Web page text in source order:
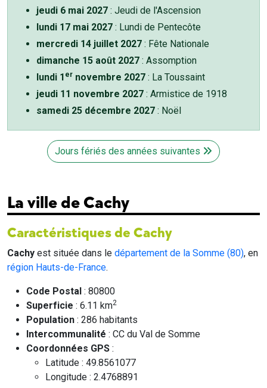
jeudi 6 mai 2027 : Jeudi de l'Ascension
lundi 17 mai 2027 : Lundi de Pentecôte
mercredi 14 juillet 2027 : Fête Nationale
dimanche 15 août 2027 : Assomption
lundi 1 er novembre 2027 : La Toussaint
jeudi 11 novembre 2027 : Armistice de 1918
samedi 25 décembre 2027 : Noël
Jours fériés des années suivantes
La ville de Cachy
Caractéristiques de Cachy
Cachy est située dans le département de la Somme (80), en
région Hauts-de-France.
Code Postal : 80800
Superficie : 6.11 km2
Population : 286 habitants
Intercommunalité : CC du Val de Somme
Coordonnées GPS :
Latitude : 49.8561077
Longitude : 2.4768891